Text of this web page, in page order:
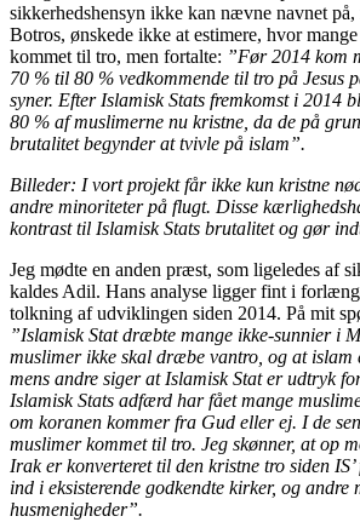
sikkerhedshensyn ikke kan nævne navnet på,
Botros, ønskede ikke at estimere, hvor
kommet til tro, men fortalte: ”Før 2014 kom
70 % til 80 % vedkommende til tro på Jesus
syner. Efter Islamisk Stats fremkomst i 2014
80 % af muslimerne nu kristne, da de på
brutalitet begynder at tvivle på islam”.
Billeder: I vort projekt får ikke kun kristne
andre minoriteter på flugt. Disse
kontrast til Islamisk Stats brutalitet og gør
Jeg mødte en anden præst, som ligeledes af
kaldes Adil. Hans analyse ligger fint i
tolkning af udviklingen siden 2014. På mit
”Islamisk Stat dræbte mange ikke-sunnier i
muslimer ikke skal dræbe vantro, og at islam
mens andre siger at Islamisk Stat er udtryk
Islamisk Stats adfærd har fået mange
om koranen kommer fra Gud eller ej. I de
muslimer kommet til tro. Jeg skønner, at op
Irak er konverteret til den kristne tro siden
ind i eksisterende godkendte kirker, og andre
husmenigheder”.